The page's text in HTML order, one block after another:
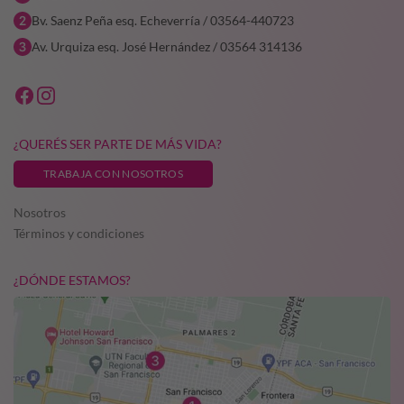
Bv. Saenz Peña esq. Echeverría / 03564-440723
Av. Urquiza esq. José Hernández / 03564 314136
¿QUERÉS SER PARTE DE MÁS VIDA?
TRABAJA CON NOSOTROS
Nosotros
Términos y condiciones
¿DÓNDE ESTAMOS?